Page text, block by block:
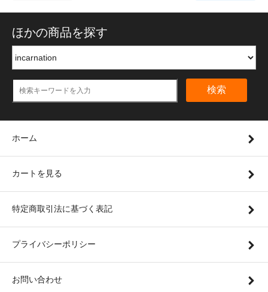
ほかの商品を探す
検索
ホーム
カートを見る
特定商取引法に基づく表記
プライバシーポリシー
お問い合わせ